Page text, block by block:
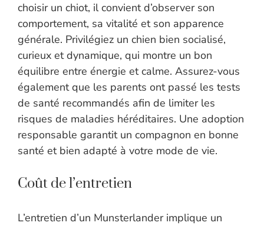
choisir un chiot, il convient d’observer son
comportement, sa vitalité et son apparence
générale. Privilégiez un chien bien socialisé,
curieux et dynamique, qui montre un bon
équilibre entre énergie et calme. Assurez-vous
également que les parents ont passé les tests
de santé recommandés afin de limiter les
risques de maladies héréditaires. Une adoption
responsable garantit un compagnon en bonne
santé et bien adapté à votre mode de vie.
Coût de l’entretien
L’entretien d’un Munsterlander implique un